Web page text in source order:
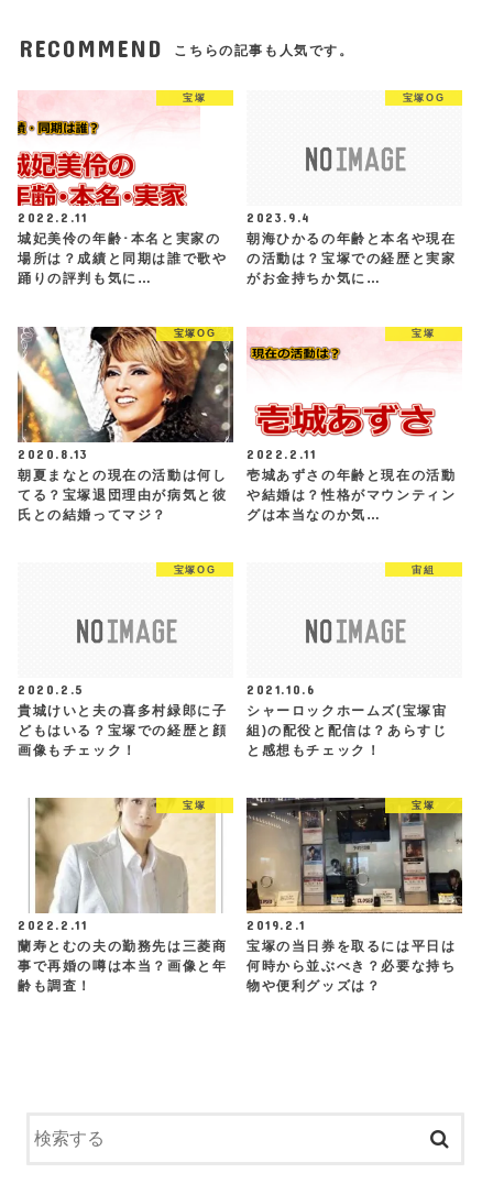
RECOMMEND こちらの記事も人気です。
宝塚
2022.2.11
城妃美伶の年齢･本名と実家の
場所は？成績と同期は誰で歌や
踊りの評判も気に…
宝塚OG
2023.9.4
朝海ひかるの年齢と本名や現在
の活動は？宝塚での経歴と実家
がお金持ちか気に…
宝塚OG
2020.8.13
朝夏まなとの現在の活動は何し
てる？宝塚退団理由が病気と彼
氏との結婚ってマジ？
宝塚
2022.2.11
壱城あずさの年齢と現在の活動
や結婚は？性格がマウンティン
グは本当なのか気…
宝塚OG
2020.2.5
貴城けいと夫の喜多村緑郎に子
どもはいる？宝塚での経歴と顔
画像もチェック！
宙組
2021.10.6
シャーロックホームズ(宝塚宙
組)の配役と配信は？あらすじ
と感想もチェック！
宝塚
2022.2.11
蘭寿とむの夫の勤務先は三菱商
事で再婚の噂は本当？画像と年
齢も調査！
宝塚
2019.2.1
宝塚の当日券を取るには平日は
何時から並ぶべき？必要な持ち
物や便利グッズは？